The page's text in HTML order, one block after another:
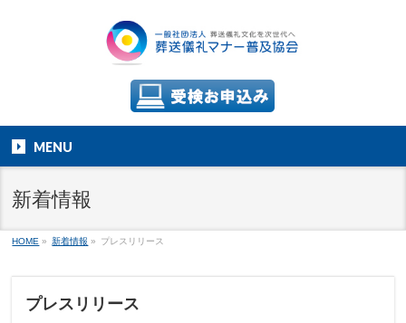
MENU
新着情報
HOME » 新着情報 » プレスリリース
プレスリリース